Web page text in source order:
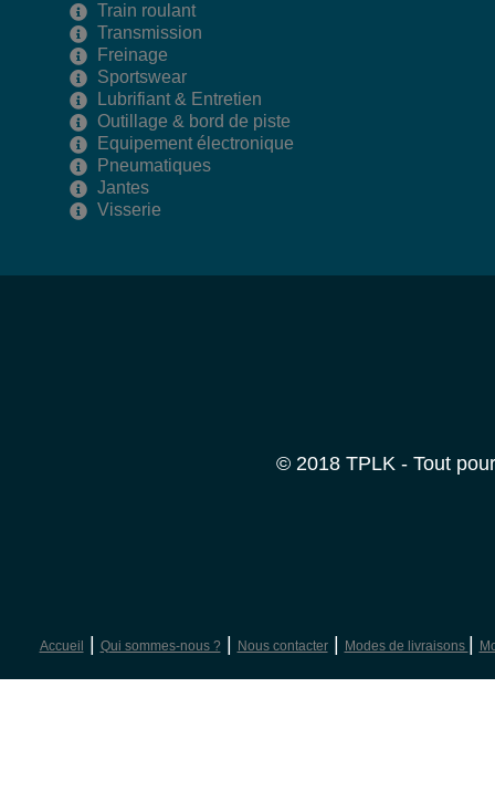
Train roulant
Transmission
Freinage
Sportswear
Lubrifiant & Entretien
Outillage & bord de piste
Equipement électronique
Pneumatiques
Jantes
Visserie
© 2018 TPLK - Tout
Accueil Qui sommes-nous ?| Nous contacter| Modes de livraisons